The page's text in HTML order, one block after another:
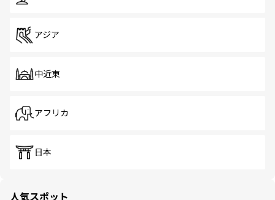
アジア
中近東
アフリカ
日本
人気スポット